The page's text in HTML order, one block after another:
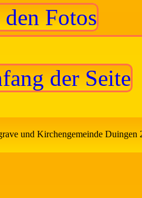
den Fotos
der Seite
und Kirchengemeinde Duingen